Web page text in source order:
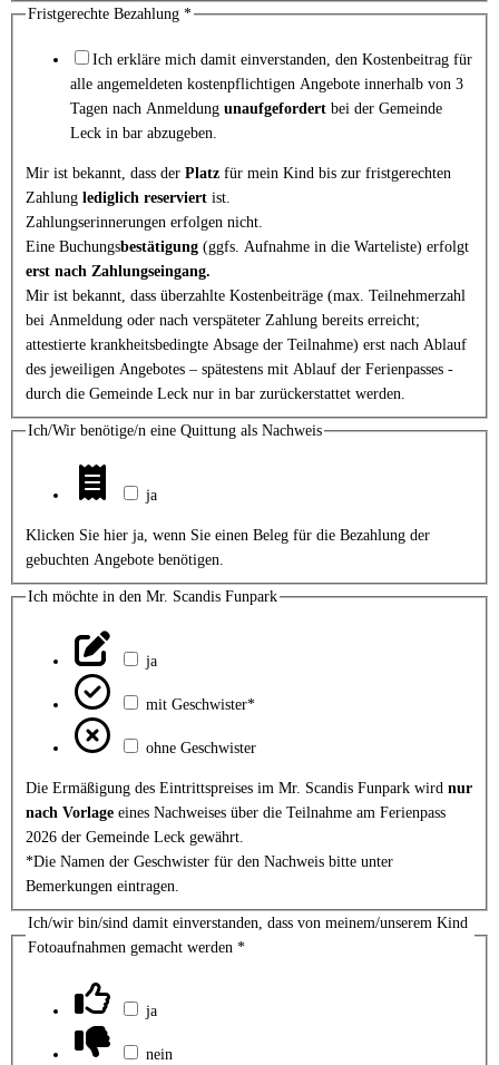
Fristgerechte Bezahlung *
Ich erkläre mich damit einverstanden, den Kostenbeitrag für
alle angemeldeten kostenpflichtigen Angebote innerhalb von 3
Tagen nach Anmeldung unaufgefordertbei der Gemeinde
Leck in bar abzugeben.
Mir ist bekannt, dass der Platzfür mein Kind bis zur fristgerechten
Zahlung lediglich reserviert ist.
Zahlungserinnerungen erfolgen nicht.
Eine Buchungsbestätigung(ggfs. Aufnahme in die Warteliste) erfolgt
erst nach Zahlungseingang.
Mir ist bekannt, dass überzahlte Kostenbeiträge (max. Teilnehmerzahl
bei Anmeldung oder nach verspäteter Zahlung bereits erreicht;
attestierte krankheitsbedingte Absage der Teilnahme) erst nach Ablauf
des jeweiligen Angebotes – spätestens mit Ablauf der Ferienpasses -
durch die Gemeinde Leck nur in bar zurückerstattet werden.
Ich/Wir benötige/n eine Quittung als Nachweis
ja
Klicken Sie hier ja, wenn Sie einen Beleg für die Bezahlung der
gebuchten Angebote benötigen.
Ich möchte in den Mr. Scandis Funpark
ja
mit Geschwister*
ohne Geschwister
Die Ermäßigung des Eintrittspreises im Mr. Scandis Funpark wird nur
nach Vorlageeines Nachweises über die Teilnahme am Ferienpass
2026 der Gemeinde Leck gewährt.
*Die Namen der Geschwister für den Nachweis bitte unter
Bemerkungen eintragen.
Ich/wir bin/sind damit einverstanden, dass von meinem/unserem Kind
Fotoaufnahmen gemacht werden *
ja
nein